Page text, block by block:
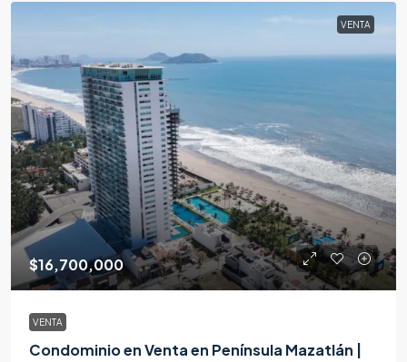
VENTA
$16,700,000
VENTA
Condominio en Venta en Península Mazatlán |